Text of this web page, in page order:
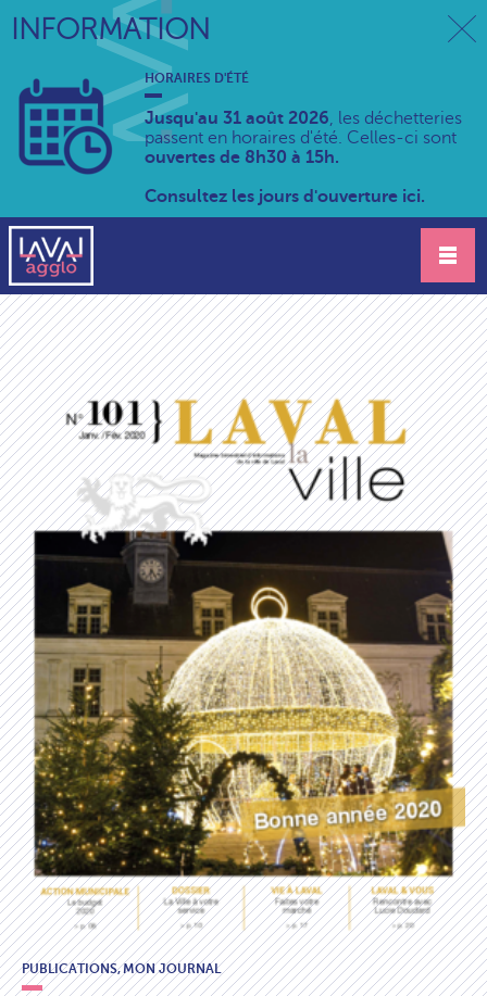
INFORMATION
HORAIRES D'ÉTÉ
Jusqu'au 31 août 2026, les déchetteries
passent en horaires d'été. Celles-ci sont
ouvertes de 8h30 à 15h.
Consultez les jours d'ouverture ici.
PUBLICATIONS,MON JOURNAL